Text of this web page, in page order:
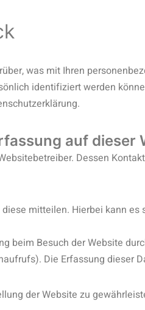
was mit Ihren
identifiziert werden
auf dieser
Dessen
mitteilen. Hierbei kann
beim Besuch der Website
Die Erfassung dieser
der Website zu